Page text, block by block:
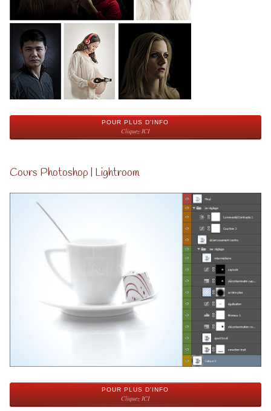
POUR PLUS D'INFO
Cliquez ICI
Cours Photoshop | Lightroom
POUR PLUS D'INFO
Cliquez ICI